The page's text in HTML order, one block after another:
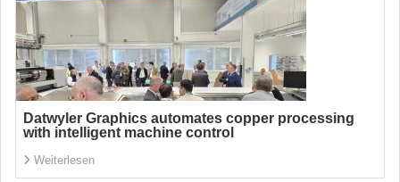
Datwyler Graphics automates copper processing
with intelligent machine control
Weiterlesen